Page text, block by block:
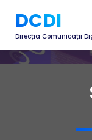
content
DCDI
Direcția Comunicații